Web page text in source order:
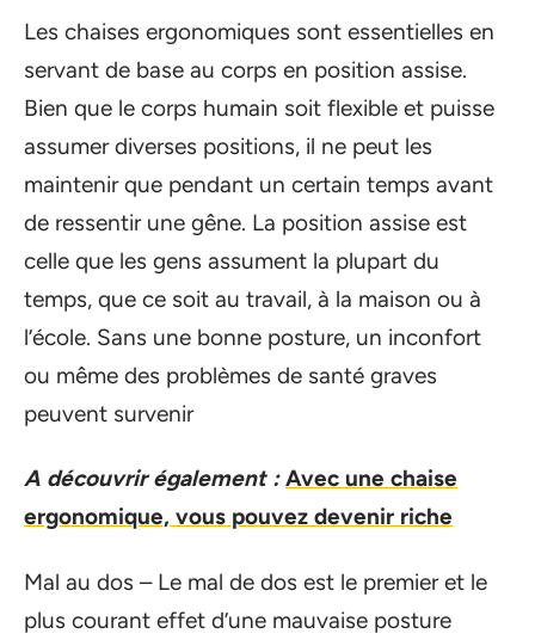
Les chaises ergonomiques sont essentielles en
servant de base au corps en position assise.
Bien que le corps humain soit flexible et puisse
assumer diverses positions, il ne peut les
maintenir que pendant un certain temps avant
de ressentir une gêne. La position assise est
celle que les gens assument la plupart du
temps, que ce soit au travail, à la maison ou à
l’école. Sans une bonne posture, un inconfort
ou même des problèmes de santé graves
peuvent survenir
A découvrir également : Avec une chaise
ergonomique, vous pouvez devenir riche
Mal au dos – Le mal de dos est le premier et le
plus courant effet d’une mauvaise posture